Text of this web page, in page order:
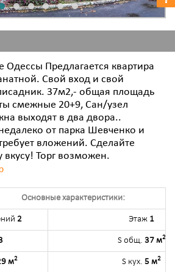
Одессы Предлагается квартира
Свой вход и свой
37м2,- общая площадь
смежные 20+9, Сан/узел
выходят в два двора..
от парка Шевченко и
вложений. Сделайте
Торг возможен.
Основные характеристики:
2 Этаж 1
S общ. 37 м2
м2 S кух. 5 м2